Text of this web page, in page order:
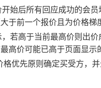
始后所有回应成功的会
于前一个报价且为价格
若高于当前最高价则出
高价可能已高于页面显示
优先原则确定买受方，